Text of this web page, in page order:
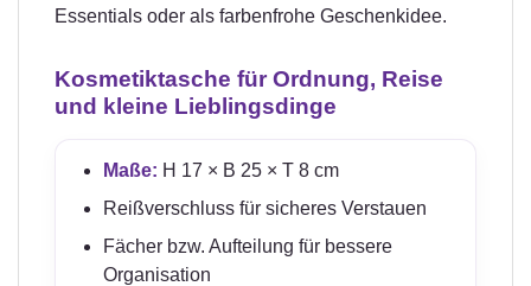
Essentials oder als farbenfrohe Geschenkidee.
Kosmetiktasche für Ordnung, Reise
und kleine Lieblingsdinge
Maße: H 17 × B 25 × T 8 cm
Reißverschluss für sicheres Verstauen
Fächer bzw. Aufteilung für bessere
Organisation